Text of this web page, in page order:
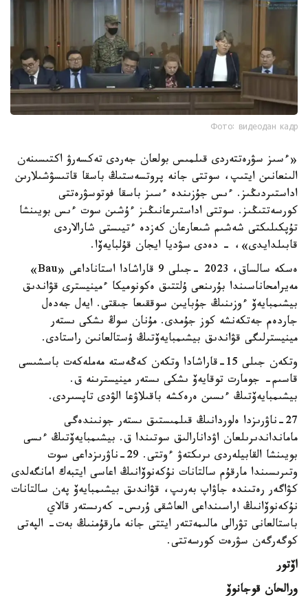
Фото: видеодан кадр
«ءسىز سۋرەتتەردى قىلمىس بولعان جەردى تەكسەرۋ اكتىسىنەن
الىنعانىن ايتىپ، سوتتى جانە پروتسەستىڭ باسقا قاتىسۋشىلارىن
اداستىردىڭىز. ءىس جۇزىندە ءسىز باسقا فوتوسۋرەتتى
كورسەتتىڭىز. سوتتى اداستىرعانىڭىز ءۇشىن سوت ءىس بويىنشا
تۇپكىلىكتى شەشىم شىعارعان كەزدە ءتيىستى شارالاردى
قابىلدايدى»، - دەدى سۋديا ايجان قۇلبايەۆا.
ەسكە سالساق، 2023 -جىلى 9 قاراشادا استاناداعى «Bau»
مەيرامحاناسىندا بۇرىنعى ۇلتتىق ەكونوميكا ءمينيسترى قۋاندىق
بيشىمبايەۆ ءوزىنىڭ جۇبايىن سوققىعا جىقتى. ايەل جەدەل
جاردەم جەتكەنشە كوز جۇمدى. مۇنان سوڭ ىشكى ىستەر
مينيسترلىگى قۋاندىق بيشىمبايەۆتىڭ ۇستالعانىن راستادى.
وتكەن جىلى 15-قاراشادا وتكەن كەڭەستە مەملەكەت باسشىسى
قاسىم- جومارت توقايەۆ ىشكى ىستەر مينيسترىنە ق.
بيشىمبايەۆتىڭ ءىسىن ەرەكشە باقىلاۋعا الۋدى تاپسىردى.
27-ناۋرىزدا ەلوردانىڭ قىلمىستىق ىستەر جونىندەگى
مامانداندىرىلعان اۋدانارالىق سوتىندا ق. بيشىمبايەۆتىڭ ءىسى
بويىنشا القابيلەردى ىرىكتەۋ ءوتتى. 29-ناۋرىزداعى سوت
وتىرىسىندا مارقۇم سالتانات نۇكەنوۆانىڭ اعاسى ايتبەك امانگەلدى
كۋاگەر رەتىندە جاۋاپ بەرىپ، قۋاندىق بيشىمبايەۆ پەن سالتانات
نۇكەنوۆانىڭ اراسىنداعى العاشقى ۇرىس- كەرىستەر قالاي
باستالعانى تۋرالى مالىمەتتەر ايتتى جانە مارقۇمنىڭ بەت- الپەتى
كوگەرگەن سۋرەت كورسەتتى.
اۆتور
ورالحان قوجانوۆ